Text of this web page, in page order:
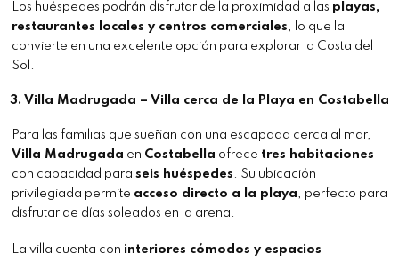
Los huéspedes podrán disfrutar de la proximidad a las playas,
restaurantes locales y centros comerciales, lo que la
convierte en una excelente opción para explorar la Costa del
Sol.
3. Villa Madrugada – Villa cerca de la Playa en Costabella
Para las familias que sueñan con una escapada cerca al mar,
Villa Madrugada en Costabella ofrece tres habitaciones
con capacidad para seis huéspedes . Su ubicación
privilegiada permite acceso directo a la playa, perfecto para
disfrutar de días soleados en la arena.
La villa cuenta con interiores cómodos y espacios